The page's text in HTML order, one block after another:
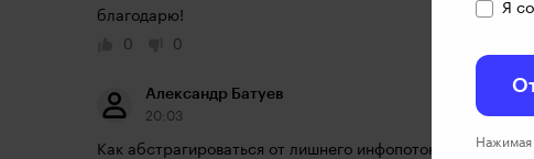
благодарю!
0
0
Александр Батуев
20:03
Как абстрагироваться от лишнего инфопотока и найти
Я
Нажимая